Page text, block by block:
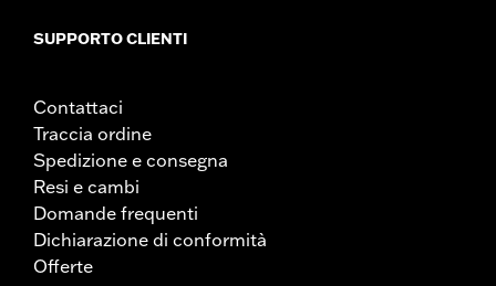
SUPPORTO CLIENTI
Contattaci
Traccia ordine
Spedizione e consegna
Resi e cambi
Domande frequenti
Dichiarazione di conformità
Offerte